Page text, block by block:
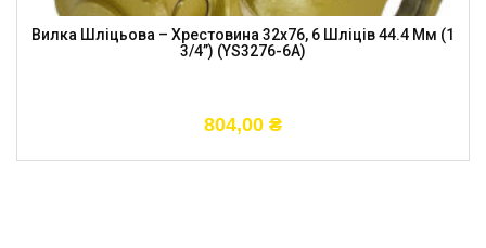
Вилка Шліцьова – Хрестовина 32х76, 6 Шліців 44.4 Мм (1
3/4”) (YS3276-6A)
804,00 ₴